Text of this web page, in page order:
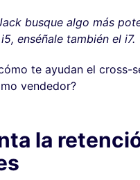
busque algo más
enséñale también el i7.
te ayudan el cross-
vendedor?
la